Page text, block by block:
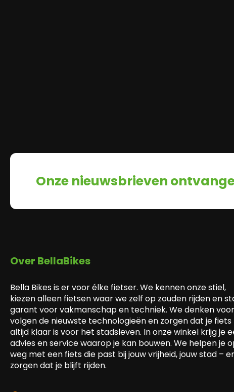
Onze nieuwsbrieven
Over BellaBikes
Bella Bikes is er voor élke fietser. We kennen onze stiel,
kiezen alleen fietsen waar we zelf op zouden rijden en
garant voor vakmanschap en techniek. We denken
volgen de nieuwste technologieën en zorgen dat je fiets
altijd klaar is voor het stadsleven. In onze winkel krijg je
advies en service waarop je kan bouwen. We helpen je
weg met een fiets die past bij jouw vrijheid, jouw stad –
zorgen dat je blijft rijden.